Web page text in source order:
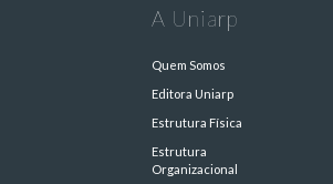
A Uniarp
Quem Somos
Editora Uniarp
Estrutura Física
Estrutura
Organizacional